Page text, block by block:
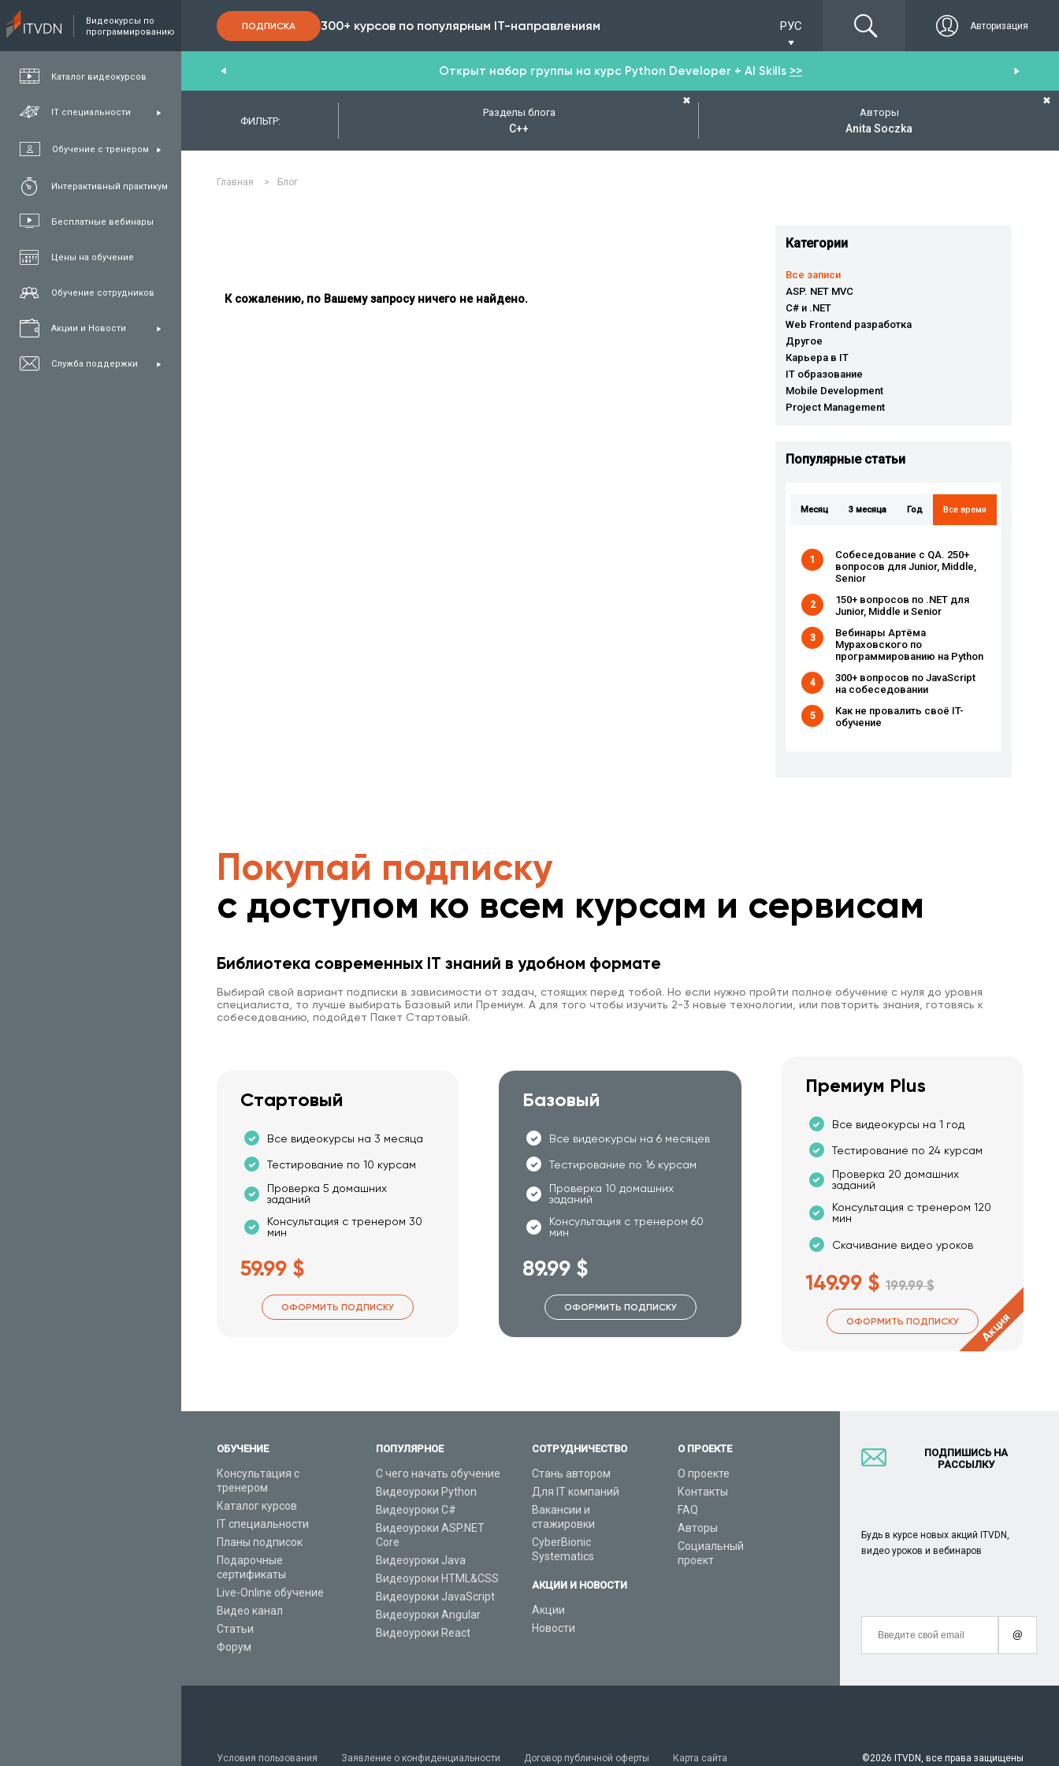
Видеокурсы по
программированию
Каталог видеокурсов
IT специальности
Обучение с тренером
Интерактивный практикум
Бесплатные вебинары
Цены на обучение
Обучение сотрудников
Акции и Новости
Служба поддержки
ПОДПИСКА 300+ курсов по популярным IT-направлениям РУС Авторизация
,FullStack Открыт набор группы на курс Python Developer + AI Skills >>
ФИЛЬТР:
Разделы блога
C++
✖
Авторы
Anita Soczka
✖
Главная > Блог
К сожалению, по Вашему запросу ничего не найдено.
Категории
Все записи
ASP. NET MVC
C# и .NET
Web Frontend разработка
Другое
Карьера в IT
IT образование
Mobile Development
Project Management
Популярные cтатьи
Месяц 3 месяца Год Все время
1
Собеседование с QA. 250+
вопросов для Junior, Middle,
Senior
2
150+ вопросов по .NET для
Junior, Middle и Senior
3
Вебинары Артёма
Мураховского по
программированию на Python
4
300+ вопросов по JavaScript
на собеседовании
5
Как не провалить своё IT-
обучение
Покупай подписку
с доступом ко всем курсам и сервисам
Библиотека современных IT знаний в удобном формате
Выбирай свой вариант подписки в зависимости от задач, стоящих перед тобой. Но если нужно пройти полное обучение с нуля до уровня
специалиста, то лучше выбирать Базовый или Премиум. А для того чтобы изучить 2-3 новые технологии, или повторить знания, готовясь к
собеседованию, подойдет Пакет Стартовый.
Стартовый
Все видеокурсы на 3 месяца
Тестирование по 10 курсам
Проверка 5 домашних
заданий
Консультация с тренером 30
мин
59.99 $
ОФОРМИТЬ ПОДПИСКУ
Базовый
Все видеокурсы на 6 месяцев
Тестирование по 16 курсам
Проверка 10 домашних
заданий
Консультация с тренером 60
мин
89.99 $
ОФОРМИТЬ ПОДПИСКУ
Премиум Plus
Все видеокурсы на 1 год
Тестирование по 24 курсам
Проверка 20 домашних
заданий
Консультация с тренером 120
мин
Скачивание видео уроков
149.99 $ 199.99 $
ОФОРМИТЬ ПОДПИСКУ Акция
ОБУЧЕНИЕ
Консультация с
тренером
Каталог курсов
IT специальности
Планы подписок
Подарочные
сертификаты
Live-Online обучение
Видео канал
Статьи
Форум
ПОПУЛЯРНОЕ
С чего начать обучение
Видеоуроки Python
Видеоуроки C#
Видеоуроки ASP.NET
Core
Видеоуроки Java
Видеоуроки HTML&CSS
Видеоуроки JavaScript
Видеоуроки Angular
Видеоуроки React
СОТРУДНИЧЕСТВО
Стань автором
Для IT компаний
Вакансии и
стажировки
CyberBionic
Systematics
АКЦИИ И НОВОСТИ
Акции
Новости
О ПРОЕКТЕ
О проекте
Контакты
FAQ
Авторы
Социальный
проект
ПОДПИШИСЬ НА
РАССЫЛКУ
Будь в курсе новых акций ITVDN,
видео уроков и вебинаров
@
Условия пользования Заявление о конфиденциальности Договор публичной оферты Карта сайта ©2026 ITVDN, все права защищены